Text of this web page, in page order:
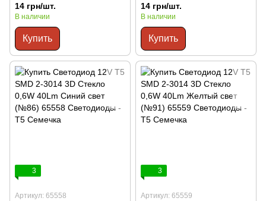
14 грн/шт.
В наличии
Купить
14 грн/шт.
В наличии
Купить
3
Артикул: 65558
3
Артикул: 65559